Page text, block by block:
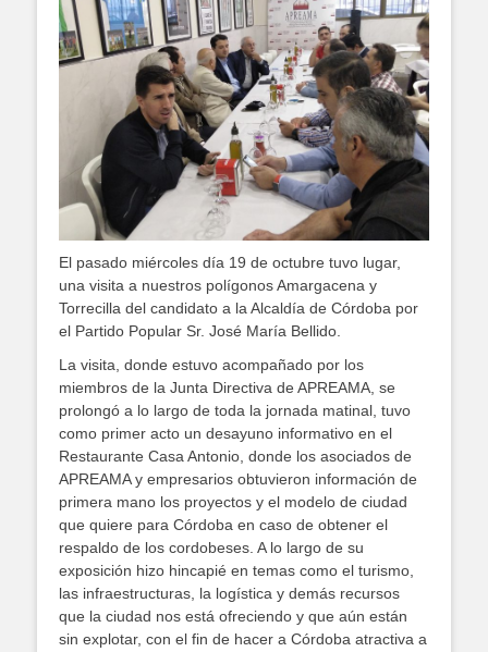
El pasado miércoles día 19 de octubre tuvo lugar,
una visita a nuestros polígonos Amargacena y
Torrecilla del candidato a la Alcaldía de Córdoba por
el Partido Popular Sr. José María Bellido.
La visita, donde estuvo acompañado por los
miembros de la Junta Directiva de APREAMA, se
prolongó a lo largo de toda la jornada matinal, tuvo
como primer acto un desayuno informativo en el
Restaurante Casa Antonio, donde los asociados de
APREAMA y empresarios obtuvieron información de
primera mano los proyectos y el modelo de ciudad
que quiere para Córdoba en caso de obtener el
respaldo de los cordobeses. A lo largo de su
exposición hizo hincapié en temas como el turismo,
las infraestructuras, la logística y demás recursos
que la ciudad nos está ofreciendo y que aún están
sin explotar, con el fin de hacer a Córdoba atractiva a